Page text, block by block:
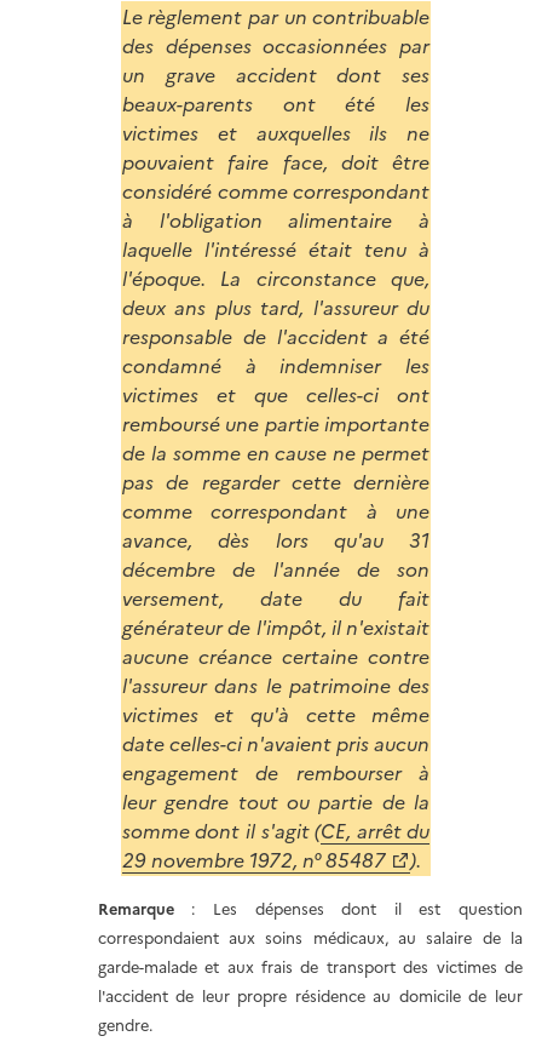
Le règlement par un contribuable
des dépenses occasionnées par
un grave accident dont ses
beaux-parents ont été les
victimes et auxquelles ils ne
pouvaient faire face, doit être
considéré comme correspondant
à l'obligation alimentaire à
laquelle l'intéressé était tenu à
l'époque. La circonstance que,
deux ans plus tard, l'assureur du
responsable de l'accident a été
condamné à indemniser les
victimes et que celles-ci ont
remboursé une partie importante
de la somme en cause ne permet
pas de regarder cette dernière
comme correspondant à une
avance, dès lors qu'au 31
décembre de l'année de son
versement, date du fait
générateur de l'impôt, il n'existait
aucune créance certaine contre
l'assureur dans le patrimoine des
victimes et qu'à cette même
date celles-ci n'avaient pris aucun
engagement de rembourser à
leur gendre tout ou partie de la
somme dont il s'agit (CE, arrêt du
29 novembre 1972, n° 85487
).
Remarque : Les dépenses dont il est question
correspondaient aux soins médicaux, au salaire de la
garde-malade et aux frais de transport des victimes de
l'accident de leur propre résidence au domicile de leur
gendre.